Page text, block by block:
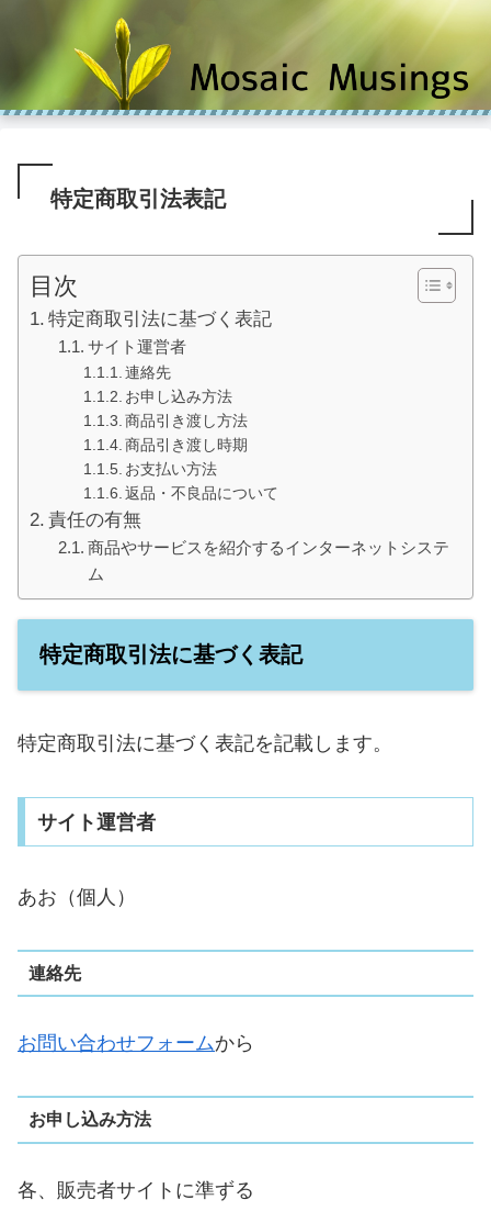
特定商取引法表記
目次
特定商取引法に基づく表記
サイト運営者
連絡先
お申し込み方法
商品引き渡し方法
商品引き渡し時期
お支払い方法
返品・不良品について
責任の有無
商品やサービスを紹介するインターネットシステ
ム
特定商取引法に基づく表記
特定商取引法に基づく表記を記載します。
サイト運営者
あお（個人）
連絡先
お問い合わせフォームから
お申し込み方法
各、販売者サイトに準ずる